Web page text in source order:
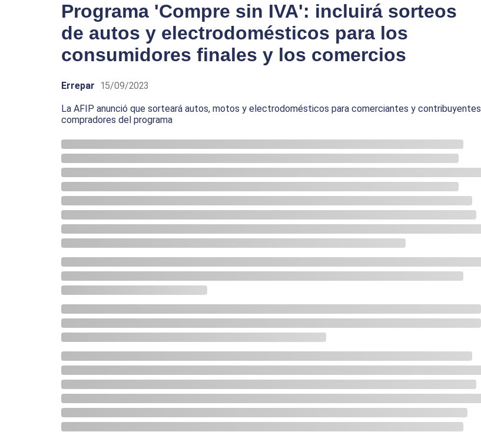
Programa 'Compre sin IVA': incluirá sorteos
de autos y electrodomésticos para los
consumidores finales y los comercios
Errepar 15/09/2023
La AFIP anunció que sorteará autos, motos y electrodomésticos para comerciantes y contribuyentes
compradores del programa